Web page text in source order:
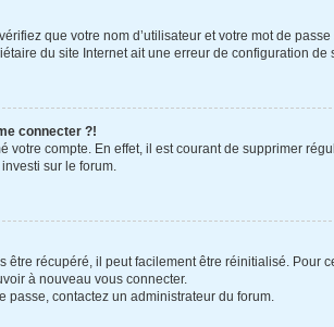
que votre nom d’utilisateur et votre mot de
du site Internet ait une erreur de configuration de
connecter ?!
votre compte. En effet, il est courant de supprimer
sur le forum.
être récupéré, il peut facilement être réinitialisé. Pour
à nouveau vous connecter.
contactez un administrateur du forum.